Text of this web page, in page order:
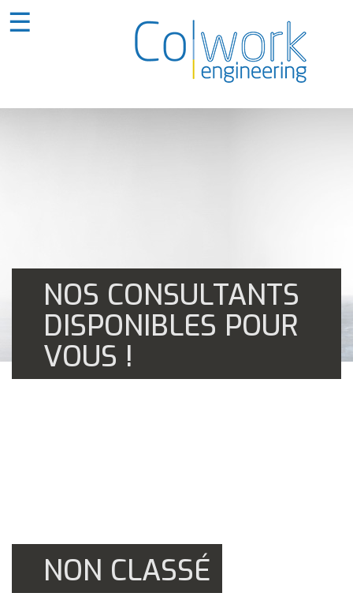
☰
NOS CONSULTANTS
DISPONIBLES POUR
VOUS !
NON CLASSÉ